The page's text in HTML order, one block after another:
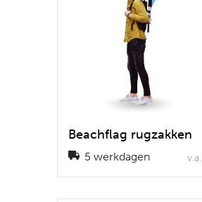
Beachflag rugzakken
5 werkdagen v.a.